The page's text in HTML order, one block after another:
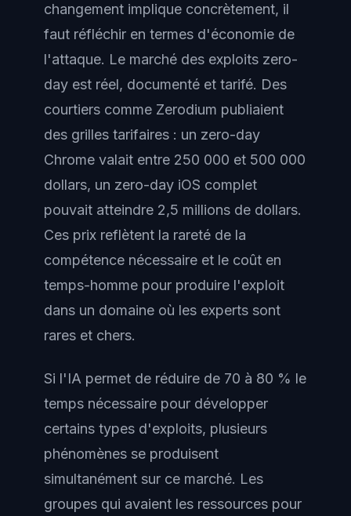
changement implique concrètement, il
faut réfléchir en termes d'économie de
l'attaque. Le marché des exploits zero-
day est réel, documenté et tarifé. Des
courtiers comme Zerodium publiaient
des grilles tarifaires : un zero-day
Chrome valait entre 250 000 et 500 000
dollars, un zero-day iOS complet
pouvait atteindre 2,5 millions de dollars.
Ces prix reflètent la rareté de la
compétence nécessaire et le coût en
temps-homme pour produire l'exploit
dans un domaine où les experts sont
rares et chers.
Si l'IA permet de réduire de 70 à 80 % le
temps nécessaire pour développer
certains types d'exploits, plusieurs
phénomènes se produisent
simultanément sur ce marché. Les
groupes qui avaient les ressources pour